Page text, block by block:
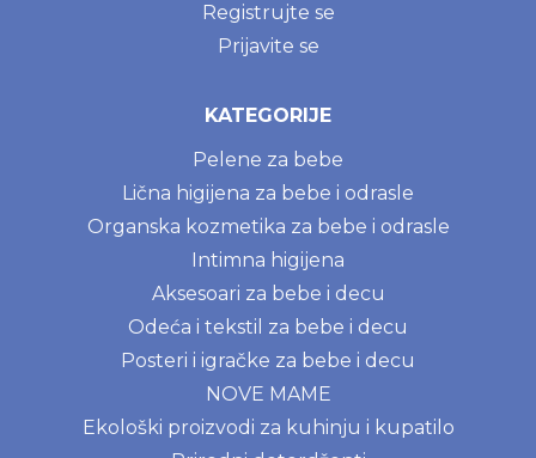
Registrujte se
Prijavite se
KATEGORIJE
Pelene za bebe
Lična higijena za bebe i odrasle
Organska kozmetika za bebe i odrasle
Intimna higijena
Aksesoari za bebe i decu
Odeća i tekstil za bebe i decu
Posteri i igračke za bebe i decu
NOVE MAME
Ekološki proizvodi za kuhinju i kupatilo